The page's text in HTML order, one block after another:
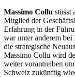
Massimo Collu stösst
Mitglied der
Erfahrung in der
war unter anderem
die strategische
Massimo Collu wird
weiter vorantreiben
Schweiz zukünftig